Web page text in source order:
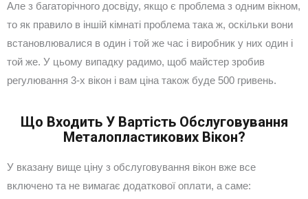
Але з багаторічного досвіду, якщо є проблема з одним вікном,
то як правило в іншій кімнаті проблема така ж, оскільки вони
встановлювалися в один і той же час і виробник у них один і
той же. У цьому випадку радимо, щоб майстер зробив
регулювання 3-х вікон і вам ціна також буде 500 гривень.
Що Входить У Вартість Обслуговування
Металопластикових Вікон?
У вказану вище ціну з обслуговування вікон вже все
включено та не вимагає додаткової оплати, а саме: